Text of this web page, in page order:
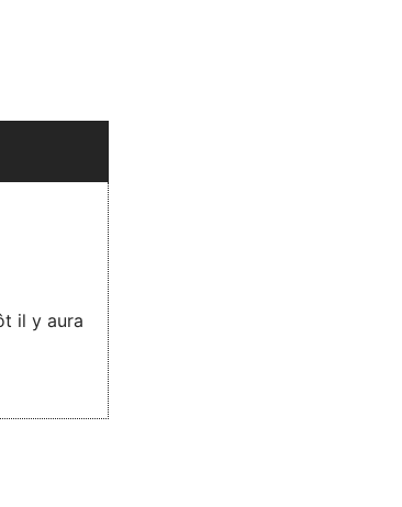
monde en souffrance. Entre révolte, liens humains puissants et
buvons sortait de nos yeux est un roman
il y aura